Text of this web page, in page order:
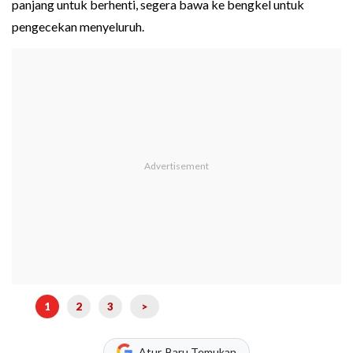
panjang untuk berhenti, segera bawa ke bengkel untuk
pengecekan menyeluruh.
1 2 3 >